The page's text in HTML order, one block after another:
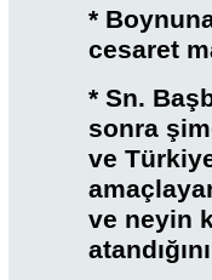
*
cesaret
* Sn.
sonra
ve
ve neyin